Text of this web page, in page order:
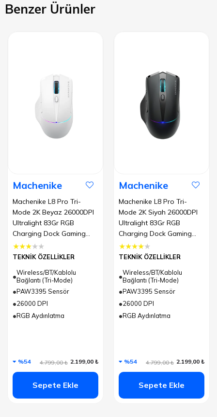
Benzer Ürünler
Machenike
Machenike L8 Pro Tri-
Mode 2K Beyaz 26000DPI
Ultralight 83Gr RGB
Charging Dock Gaming
Mouse
★★★★★
TEKNİK ÖZELLİKLER
Wireless/BT/Kablolu
Bağlantı (Tri-Mode)
PAW3395 Sensör
26000 DPI
RGB Aydınlatma
%54 2.199,00 ₺
4.799,00 ₺
Sepete Ekle
Machenike
Machenike L8 Pro Tri-
Mode 2K Siyah 26000DPI
Ultralight 83Gr RGB
Charging Dock Gaming
Mouse
★★★★★
TEKNİK ÖZELLİKLER
Wireless/BT/Kablolu
Bağlantı (Tri-Mode)
PAW3395 Sensör
26000 DPI
RGB Aydınlatma
%54 2.199,00 ₺
4.799,00 ₺
Sepete Ekle